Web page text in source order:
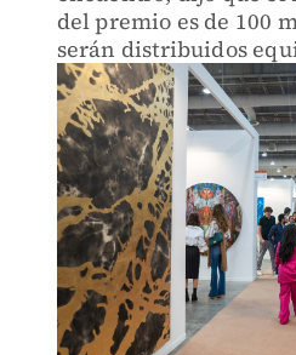
del premio es de 100
serán distribuidos
entre el artista